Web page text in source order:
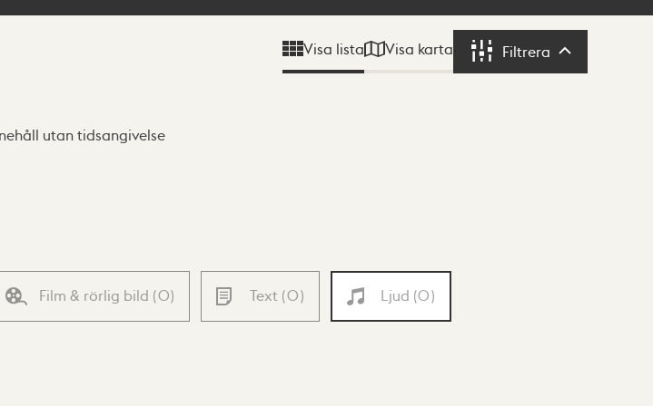
Visa lista Visa karta Filtrera Filtrera
utan tidsangivelse
Film & rörlig bild (0) Text (0) Ljud (0)